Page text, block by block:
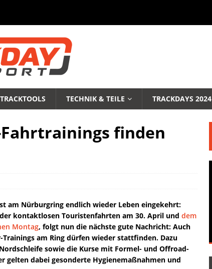
TRACKTOOLS TECHNIK & TEILE TRACKDAYS 2024
finden
am Nürburgring endlich wieder Leben eingekehrt:
kontaktlosen Touristenfahrten am 30. April und dem
Montag, folgt nun die nächste gute Nachricht: Auch
am Ring dürfen wieder stattfinden. Dazu
sowie die Kurse mit Formel- und Offroad-
gelten dabei gesonderte Hygienemaßnahmen und